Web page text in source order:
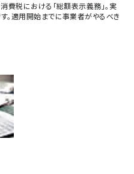
税における「総額表示義務」。実
。適用開始までに事業者がやるべき